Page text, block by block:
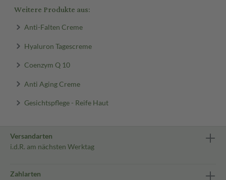
Weitere Produkte aus:
Anti-Falten Creme
Hyaluron Tagescreme
Coenzym Q 10
Anti Aging Creme
Gesichtspflege - Reife Haut
Versandarten
i.d.R. am nächsten Werktag
Zahlarten